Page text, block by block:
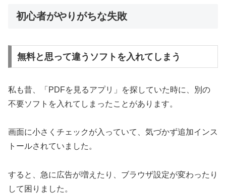
初心者がやりがちな失敗
無料と思って違うソフトを入れてしまう
私も昔、「PDFを見るアプリ」を探していた時に、別の
不要ソフトを入れてしまったことがあります。
画面に小さくチェックが入っていて、気づかず追加インス
トールされていました。
すると、急に広告が増えたり、ブラウザ設定が変わったり
して困りました。